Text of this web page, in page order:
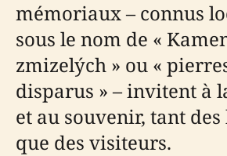
mémoriaux – connus
sous le nom de «
zmizelých » ou «
disparus » – invitent à
et au souvenir, tant
que des visiteurs.